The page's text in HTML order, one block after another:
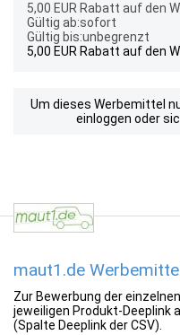
5,00 EUR Rabatt auf den
Gültig ab:sofort
Gültig bis:unbegrenzt
5,00 EUR Rabatt auf den
Um dieses Werbemittel
einloggen oder
maut1.de
Zur Bewerbung der
jeweiligen Produkt-Deeplink
(Spalte Deeplink der CSV).